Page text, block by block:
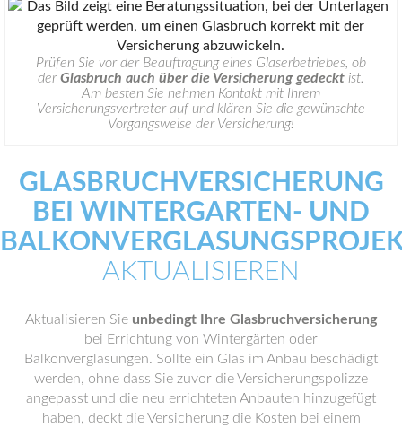
Prüfen Sie vor der Beauftragung eines Glaserbetriebes, ob
derGlasbruch auch über die Versicherung gedecktist.
Am besten Sie nehmen Kontakt mit Ihrem
Versicherungsvertreter auf und klären Sie die gewünschte
Vorgangsweise der Versicherung!
GLASBRUCHVERSICHERUNG
BEI WINTERGARTEN- UND
AKTUALISIEREN
Aktualisieren Sie unbedingt Ihre Glasbruchversicherung
bei Errichtung von Wintergärten oder
Balkonverglasungen. Sollte ein Glas im Anbau beschädigt
werden, ohne dass Sie zuvor die Versicherungspolizze
angepasst und die neu errichteten Anbauten hinzugefügt
haben, deckt die Versicherung die Kosten bei einem